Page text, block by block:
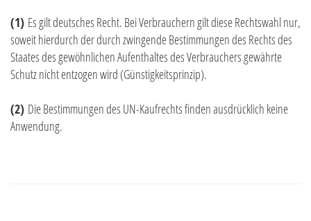
(1) Es gilt deutsches Recht. Bei Verbrauchern gilt diese Rechtswahl nur,
soweit hierdurch der durch zwingende Bestimmungen des Rechts des
Staates des gewöhnlichen Aufenthaltes des Verbrauchers gewährte
Schutz nicht entzogen wird (Günstigkeitsprinzip).
(2) Die Bestimmungen des UN-Kaufrechts finden ausdrücklich keine
Anwendung.